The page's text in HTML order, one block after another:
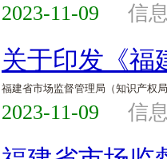
2023-11-09 信
关于印发《福
福建省市场监督管理局（知识产权
2023-11-09 信